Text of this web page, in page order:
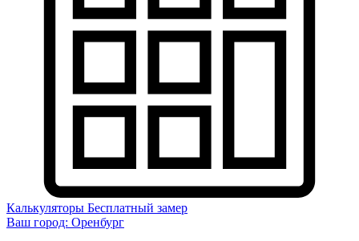
Калькуляторы Бесплатный замер
Ваш город: Оренбург